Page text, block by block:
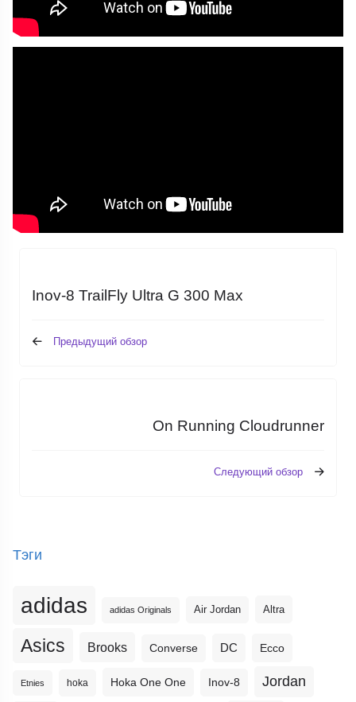
Inov-8 TrailFly Ultra G 300 Max
Предыдущий обзор
On Running Cloudrunner
Следующий обзор
Тэги
adidas adidas Originals Air Jordan Altra
Asics Brooks Converse DC Ecco
Etnies hoka Hoka One One Inov-8 Jordan